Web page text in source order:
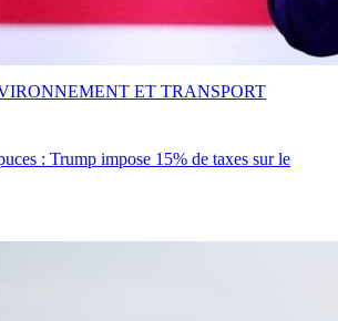
: Trump impose 15% de taxes sur le
ET TRANSPORT